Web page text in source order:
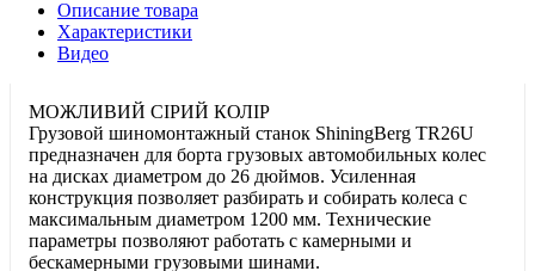
Описание товара
Характеристики
Видео
МОЖЛИВИЙ СІРИЙ КОЛІР
Грузовой шиномонтажный станок ShiningBerg TR26U
предназначен для борта грузовых автомобильных колес
на дисках диаметром до 26 дюймов. Усиленная
конструкция позволяет разбирать и собирать колеса с
максимальным диаметром 1200 мм. Технические
параметры позволяют работать с камерными и
бескамерными грузовыми шинами.